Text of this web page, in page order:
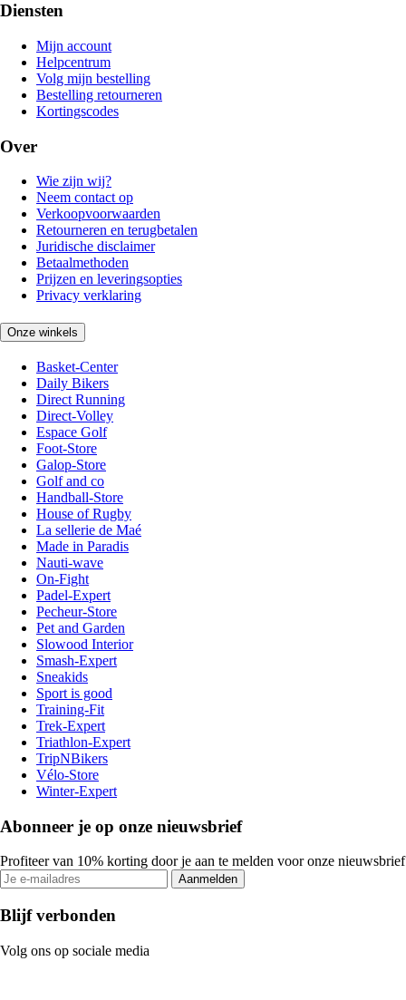
Diensten
Mijn account
Helpcentrum
Volg mijn bestelling
Bestelling retourneren
Kortingscodes
Over
Wie zijn wij?
Neem contact op
Verkoopvoorwaarden
Retourneren en terugbetalen
Juridische disclaimer
Betaalmethoden
Prijzen en leveringsopties
Privacy verklaring
Onze winkels
Basket-Center
Daily Bikers
Direct Running
Direct-Volley
Espace Golf
Foot-Store
Galop-Store
Golf and co
Handball-Store
House of Rugby
La sellerie de Maé
Made in Paradis
Nauti-wave
On-Fight
Padel-Expert
Pecheur-Store
Pet and Garden
Slowood Interior
Smash-Expert
Sneakids
Sport is good
Training-Fit
Trek-Expert
Triathlon-Expert
TripNBikers
Vélo-Store
Winter-Expert
Abonneer je op onze nieuwsbrief
Profiteer van 10% korting door je aan te melden voor onze nieuwsbrief
Aanmelden
Blijf verbonden
Volg ons op sociale media